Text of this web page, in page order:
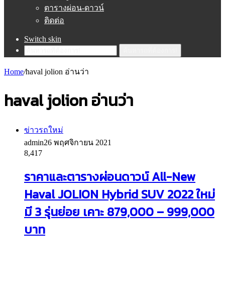
ตารางผ่อน-ดาวน์
ติดต่อ
Switch skin
Home/haval jolion อ่านว่า
haval jolion อ่านว่า
ข่าวรถใหม่
admin26 พฤศจิกายน 2021
8,417
ราคาและตารางผ่อนดาวน์ All-New
Haval JOLION Hybrid SUV 2022 ใหม่
มี 3 รุ่นย่อย เคาะ 879,000 – 999,000
บาท